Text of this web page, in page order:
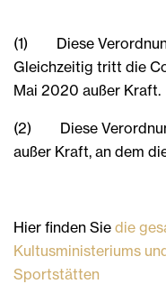
(1) Diese
Gleichzeitig tritt die
Mai 2020 außer Kraft.
(2) Diese
außer Kraft, an dem
Hier finden Sie die
Kultusministeriums
Sportstätten